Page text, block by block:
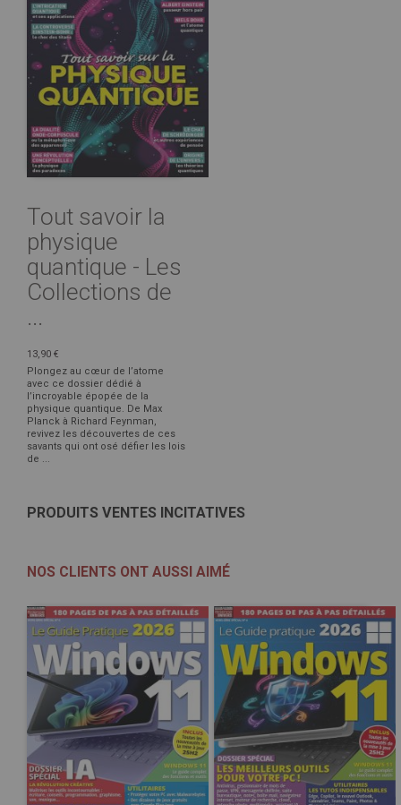
Tout savoir la
physique
quantique - Les
Collections de
...
13,90 €
Plongez au cœur de l’atome
avec ce dossier dédié à
l’incroyable épopée de la
physique quantique. De Max
Planck à Richard Feynman,
revivez les découvertes de ces
savants qui ont osé défier les lois
de ...
PRODUITS VENTES INCITATIVES
NOS CLIENTS ONT AUSSI AIMÉ